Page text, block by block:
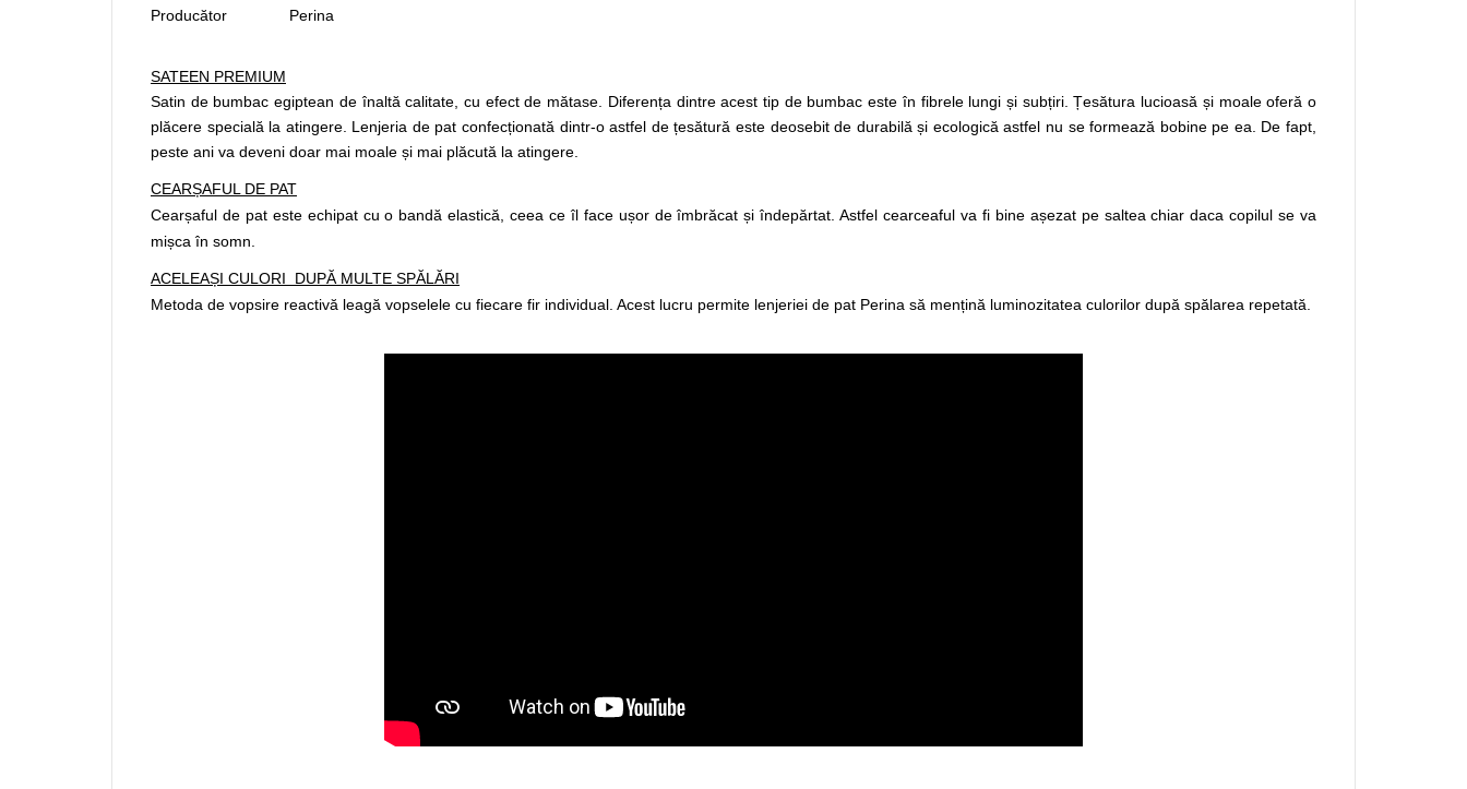
Producător
Perina
SATEEN PREMIUM
Satin de bumbac egiptean de înaltă calitate, cu efect de mătase. Diferența dintre acest tip de bumbac este în fibrele lungi și subțiri. Țesătura lucioasă și moale oferă o
plăcere specială la atingere. Lenjeria de pat confecționată dintr-o astfel de țesătură este deosebit de durabilă și ecologică astfel nu se formează bobine pe ea. De fapt,
peste ani va deveni doar mai moale și mai plăcută la atingere.
CEARȘAFUL DE PAT
Cearșaful de pat este echipat cu o bandă elastică, ceea ce îl face ușor de îmbrăcat și îndepărtat. Astfel cearceaful va fi bine așezat pe saltea chiar daca copilul se va
mișca în somn.
ACELEAȘI CULORI DUPĂ MULTE SPĂLĂRI
Metoda de vopsire reactivă leagă vopselele cu fiecare fir individual. Acest lucru permite lenjeriei de pat Perina să mențină luminozitatea culorilor după spălarea repetată.